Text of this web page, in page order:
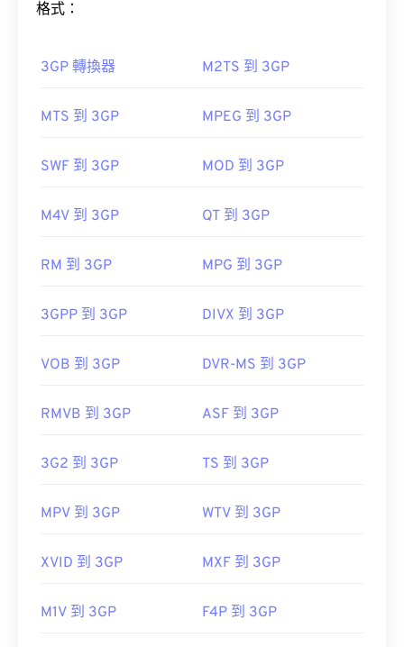
開啟 M4B 檔案的預設程式是
在 Windows 系統上，有多種選擇。
Windows Media Player
MediaMonkey
首次發布：1999年
https://www.lifewire.com/what-is-m4b-format-
https://www.lifewire.com/m4b-file-2621958
種檔案格式在大多數作業系統上都可以輕鬆打開，包
3GP 是一種靈活的檔案格式，支援透過 3GPP
由以下機構開發：
第三代合作夥伴計畫 (3GPP)
https://en.wikipedia.org/wiki/3GP_and_3G2
格式：
3GP 轉換器 M2TS 到 3GP
MTS 到 3GP MPEG 到 3GP
SWF 到 3GP MOD 到 3GP
M4V 到 3GP QT 到 3GP
RM 到 3GP MPG 到 3GP
3GPP 到 3GP DIVX 到 3GP
VOB 到 3GP DVR-MS 到 3GP
RMVB 到 3GP ASF 到 3GP
3G2 到 3GP TS 到 3GP
MPV 到 3GP WTV 到 3GP
XVID 到 3GP MXF 到 3GP
M1V 到 3GP F4P 到 3GP